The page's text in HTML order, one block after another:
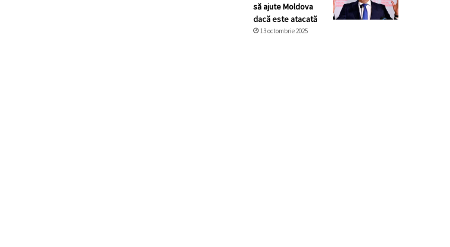
să ajute Moldova
dacă este atacată
13 octombrie 2025